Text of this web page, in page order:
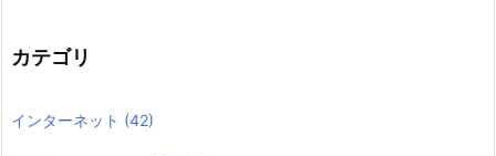
カテゴリ
インターネット (42)